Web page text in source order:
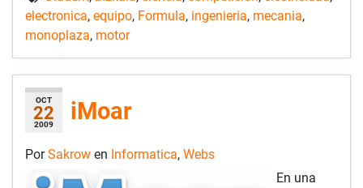
electronica, equipo, Formula, ingenieria, mecania,
monoplaza, motor
OCT
22
2009 iMoar
PorSakrow en Informatica, Webs
En una